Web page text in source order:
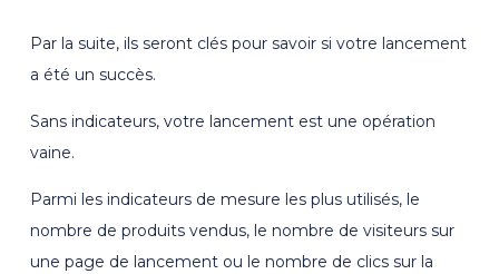
Par la suite, ils seront clés pour savoir si votre lancement
a été un succès.
Sans indicateurs, votre lancement est une opération
vaine.
Parmi les indicateurs de mesure les plus utilisés, le
nombre de produits vendus, le nombre de visiteurs sur
une page de lancement ou le nombre de clics sur la